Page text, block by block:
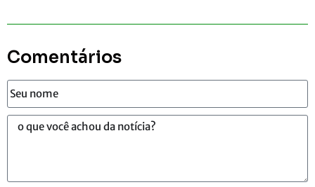
Comentários